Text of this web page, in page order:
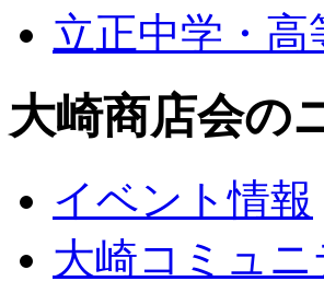
立正中学・高
大崎商店会の
イベント情報
大崎コミュニ